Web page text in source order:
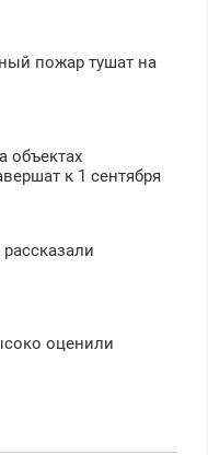
пожар тушат на
объектах
к 1 сентября
оценили